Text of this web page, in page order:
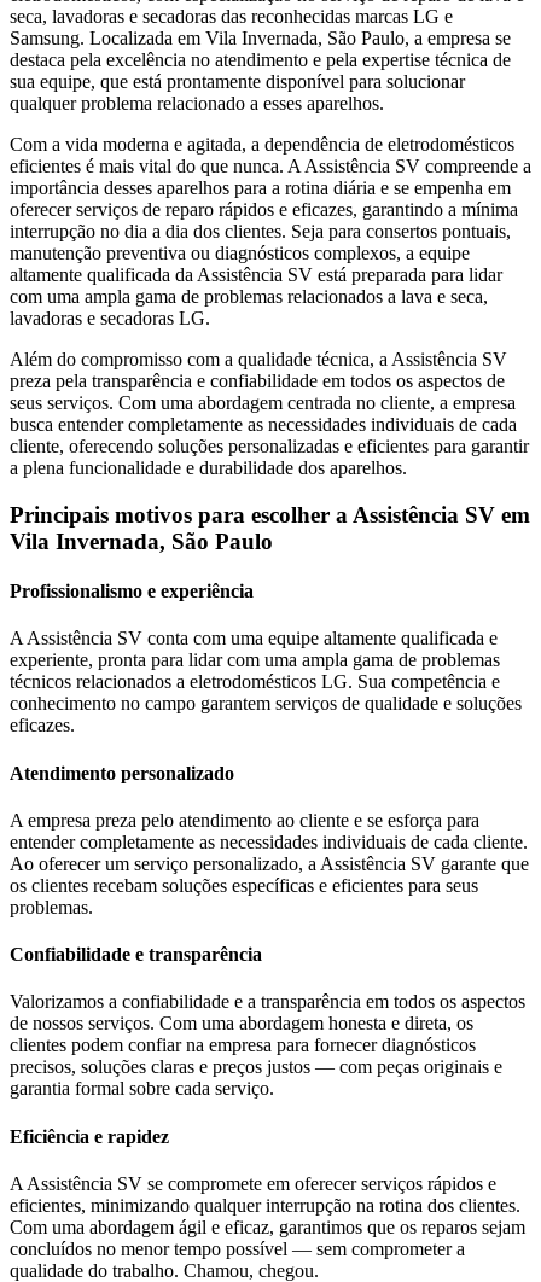
seca, lavadoras e secadoras das reconhecidas marcas LG e
Samsung. Localizada em Vila Invernada, São Paulo, a empresa se
destaca pela excelência no atendimento e pela expertise técnica de
sua equipe, que está prontamente disponível para solucionar
qualquer problema relacionado a esses aparelhos.
Com a vida moderna e agitada, a dependência de eletrodomésticos
eficientes é mais vital do que nunca. A Assistência SV compreende a
importância desses aparelhos para a rotina diária e se empenha em
oferecer serviços de reparo rápidos e eficazes, garantindo a mínima
interrupção no dia a dia dos clientes. Seja para consertos pontuais,
manutenção preventiva ou diagnósticos complexos, a equipe
altamente qualificada da Assistência SV está preparada para lidar
com uma ampla gama de problemas relacionados a lava e seca,
lavadoras e secadoras LG.
Além do compromisso com a qualidade técnica, a Assistência SV
preza pela transparência e confiabilidade em todos os aspectos de
seus serviços. Com uma abordagem centrada no cliente, a empresa
busca entender completamente as necessidades individuais de cada
cliente, oferecendo soluções personalizadas e eficientes para garantir
a plena funcionalidade e durabilidade dos aparelhos.
Principais motivos para escolher a Assistência SV em
Vila Invernada, São Paulo
Profissionalismo e experiência
A Assistência SV conta com uma equipe altamente qualificada e
experiente, pronta para lidar com uma ampla gama de problemas
técnicos relacionados a eletrodomésticos LG. Sua competência e
conhecimento no campo garantem serviços de qualidade e soluções
eficazes.
Atendimento personalizado
A empresa preza pelo atendimento ao cliente e se esforça para
entender completamente as necessidades individuais de cada cliente.
Ao oferecer um serviço personalizado, a Assistência SV garante que
os clientes recebam soluções específicas e eficientes para seus
problemas.
Confiabilidade e transparência
Valorizamos a confiabilidade e a transparência em todos os aspectos
de nossos serviços. Com uma abordagem honesta e direta, os
clientes podem confiar na empresa para fornecer diagnósticos
precisos, soluções claras e preços justos — com peças originais e
garantia formal sobre cada serviço.
Eficiência e rapidez
A Assistência SV se compromete em oferecer serviços rápidos e
eficientes, minimizando qualquer interrupção na rotina dos clientes.
Com uma abordagem ágil e eficaz, garantimos que os reparos sejam
concluídos no menor tempo possível — sem comprometer a
qualidade do trabalho. Chamou, chegou.